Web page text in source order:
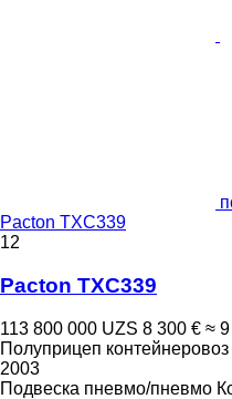
Pacton TXC339
12
Pacton TXC339
113 800 000 UZS 8 300 € ≈
Полуприцеп контейнеровоз
2003
Подвеска пневмо/пневмо